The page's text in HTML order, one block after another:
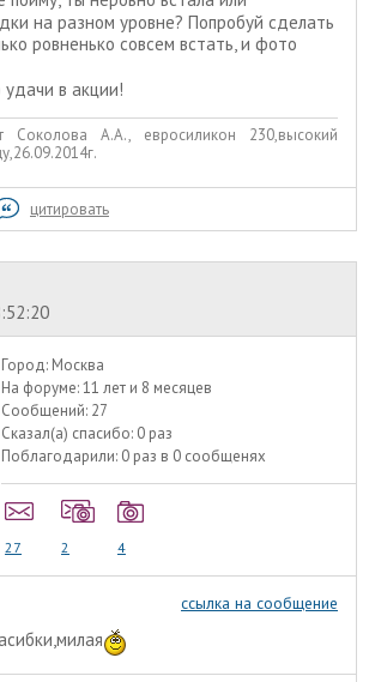
на разном уровне? Попробуй сделать
ровненько совсем встать, и фото
в акции!
Соколова А.А., евросиликон 230,высокий
цитировать
Город: Москва
На форуме:11 лет и 8 месяцев
Сообщений: 27
Сказал(а) спасибо: 0 раз
Поблагодарили: 0 раз в 0 сообщенях
27 2 4
ссылка на сообщение